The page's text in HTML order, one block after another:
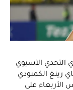
التحدي الآسيوي
رينغ الكمبودي
الأربعاء على